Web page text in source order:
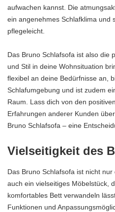
aufwachen kannst. Die
ein angenehmes Schlafklima und
pflegeleicht.
Das Bruno Schlafsofa ist also die
und Stil in deine Wohnsituation
flexibel an deine Bedürfnisse an,
Schlafumgebung und ist zudem
Raum. Lass dich von den
Erfahrungen anderer Kunden
Bruno Schlafsofa – eine
Vielseitigkeit des
Das Bruno Schlafsofa ist nicht
auch ein vielseitiges Möbelstück,
komfortables Bett verwandeln
Funktionen und